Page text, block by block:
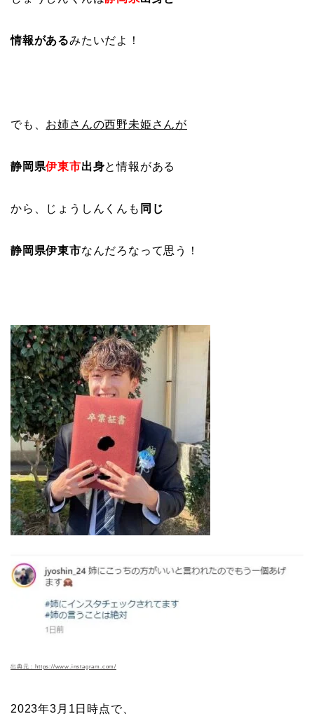
情報があるみたいだよ！
でも、 お姉さんの西野未姫さんが
静岡県伊東市出身と情報がある
から、じょうしんくんも 同じ
静岡県伊東市なんだろなって思う！
出典元：https://www.instagram.com/
2023年3月1日時点で、